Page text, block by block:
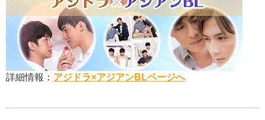
詳細情報： アジドラ×アジアンBLページへ